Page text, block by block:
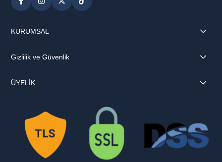
KURUMSAL
Gizlilik ve Güvenlik
ÜYELİK